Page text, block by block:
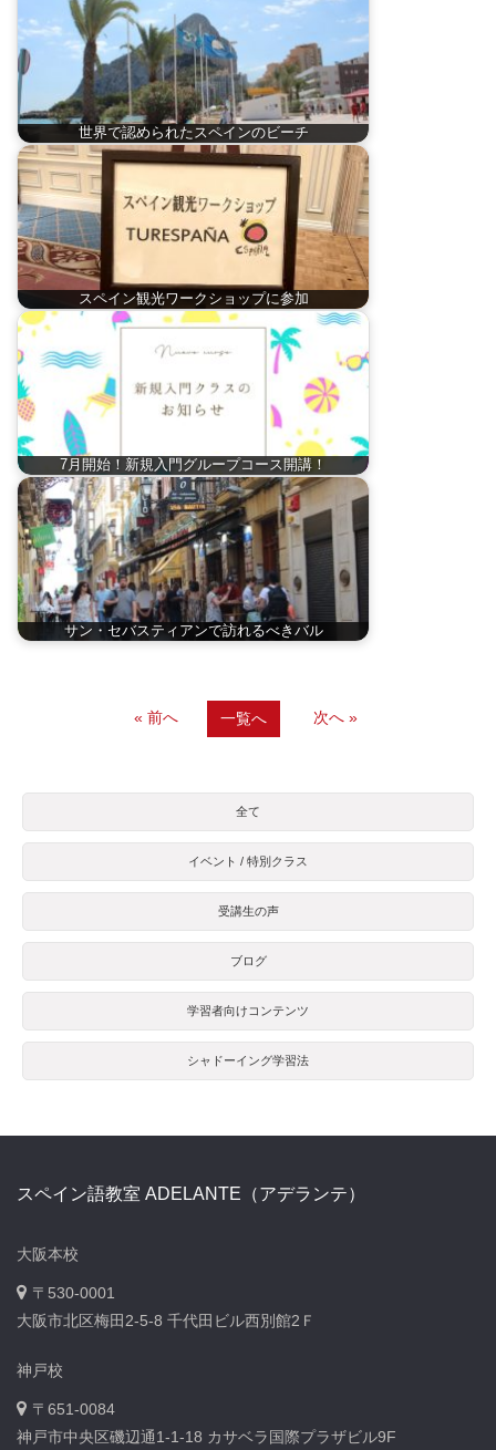
世界で認められたスペインのビーチ
スペイン観光ワークショップに参加
7月開始！新規入門グループコース開講！
サン・セバスティアンで訪れるべきバル
« 前へ 一覧へ 次へ »
全て
イベント / 特別クラス
受講生の声
ブログ
学習者向けコンテンツ
シャドーイング学習法
スペイン語教室 ADELANTE（アデランテ）
大阪本校
〒530-0001
大阪市北区梅田2-5-8 千代田ビル西別館2Ｆ
神戸校
〒651-0084
神戸市中央区磯辺通1-1-18 カサベラ国際プラザビル9F